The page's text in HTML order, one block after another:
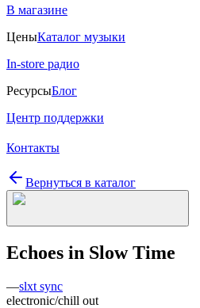
В магазине
ЦеныКаталог музыки
In-store радио
РесурсыБлог
Центр поддержки
Контакты
Вернуться в каталог
Echoes in Slow Time
—slxt sync
electronic/chill out